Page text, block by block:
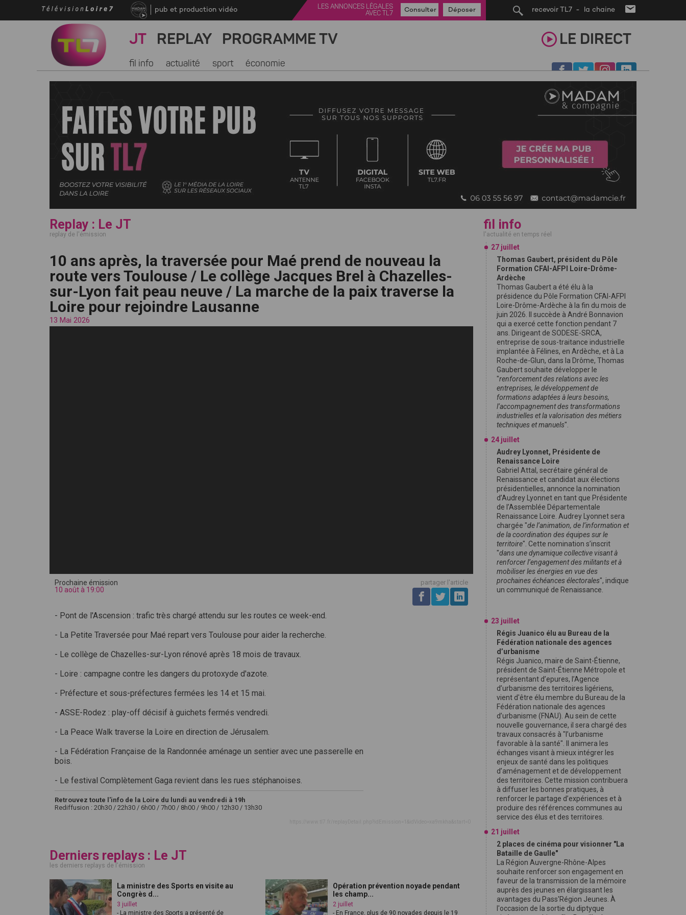
recevoir TL7 - la chaine
pub et production vidéo
LES ANNONCES LÉGALES
AVEC TL7
Consulter Déposer
JT REPLAY PROGRAMME TV LE DIRECT
fil info actualité sport économie
Replay : Le JT
replay de l'émission
10 ans après, la traversée pour Maé prend de nouveau la
route vers Toulouse / Le collège Jacques Brel à Chazelles-
sur-Lyon fait peau neuve / La marche de la paix traverse la
Loire pour rejoindre Lausanne
13 Mai 2026
Prochaine émission
10 août à 19:00
partager l'article
- Pont de l'Ascension : trafic très chargé attendu sur les routes ce week-end.
- La Petite Traversée pour Maé repart vers Toulouse pour aider la recherche.
- Le collège de Chazelles-sur-Lyon rénové après 18 mois de travaux.
- Loire : campagne contre les dangers du protoxyde d'azote.
- Préfecture et sous-préfectures fermées les 14 et 15 mai.
- ASSE-Rodez : play-off décisif à guichets fermés vendredi.
- La Peace Walk traverse la Loire en direction de Jérusalem.
- La Fédération Française de la Randonnée aménage un sentier avec une passerelle en
bois.
- Le festival Complètement Gaga revient dans les rues stéphanoises.
Retrouvez toute l'info de la Loire du lundi au vendredi à 19h
Rediffusion : 20h30 / 22h30 / 6h00 / 7h00 / 8h00 / 9h00 / 12h30 / 13h30
Derniers replays : Le JT
les derniers replays de l'émission
La ministre des Sports en visite au
Congrès d...
3 juillet
- La ministre des Sports a présenté de
Opération prévention noyade pendant
les champ...
2 juillet
- En France, plus de 90 noyades depuis le 19
fil info
l'actualité en temps réel
27 juillet
Thomas Gaubert, président du Pôle
Formation CFAI-AFPI Loire-Drôme-
Ardèche
Thomas Gaubert a été élu à la
présidence du Pôle Formation CFAI-AFPI
Loire-Drôme-Ardèche à la fin du mois de
juin 2026. Il succède à André Bonnavion
qui a exercé cette fonction pendant 7
ans. Dirigeant de SODESE-SRCA,
entreprise de sous-traitance industrielle
implantée à Félines, en Ardèche, et à La
Roche-de-Glun, dans la Drôme, Thomas
Gaubert souhaite développer le
"renforcement des relations avec les
entreprises, le développement de
formations adaptées à leurs besoins,
l’accompagnement des transformations
industrielles et la valorisation des métiers
techniques et manuels".
24 juillet
Audrey Lyonnet, Présidente de
Renaissance Loire
Gabriel Attal, secrétaire général de
Renaissance et candidat aux élections
présidentielles, annonce la nomination
d’Audrey Lyonnet en tant que Présidente
de l’Assemblée Départementale
Renaissance Loire. Audrey Lyonnet sera
chargée "de l’animation, de l’information et
de la coordination des équipes sur le
territoire". Cette nomination s’inscrit
"dans une dynamique collective visant à
renforcer l’engagement des militants et à
mobiliser les énergies en vue des
prochaines échéances électorales", indique
un communiqué de Renaissance.
23 juillet
Régis Juanico élu au Bureau de la
Fédération nationale des agences
d’urbanisme
Régis Juanico, maire de Saint-Étienne,
président de Saint-Étienne Métropole et
représentant d’epures, l’Agence
d’urbanisme des territoires ligériens,
vient d'être élu membre du Bureau de la
Fédération nationale des agences
d’urbanisme (FNAU). Au sein de cette
nouvelle gouvernance, il sera chargé des
travaux consacrés à "l’urbanisme
favorable à la santé". Il animera les
échanges visant à mieux intégrer les
enjeux de santé dans les politiques
d’aménagement et de développement
des territoires. Cette mission contribuera
à diffuser les bonnes pratiques, à
renforcer le partage d’expériences et à
produire des références communes au
service des élus et des territoires.
21 juillet
2 places de cinéma pour visionner "La
Bataille de Gaulle"
La Région Auvergne-Rhône-Alpes
souhaite renforcer son engagement en
faveur de la transmission de la mémoire
auprès des jeunes en élargissant les
avantages du Pass'Région Jeunes. À
l'occasion de la sortie du diptyque